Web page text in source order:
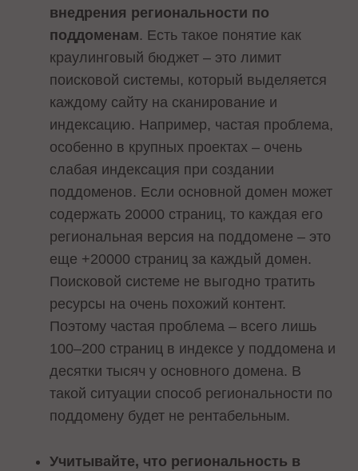
внедрения региональности по
поддоменам. Есть такое понятие как
краулинговый бюджет – это лимит
поисковой системы, который выделяется
каждому сайту на сканирование и
индексацию. Например, частая проблема,
особенно в крупных проектах – очень
слабая индексация при создании
поддоменов. Если основной домен может
содержать 20000 страниц, то каждая его
региональная версия на поддомене – это
еще +20000 страниц за каждый домен.
Поисковой системе не выгодно тратить
ресурсы на очень похожий контент.
Поэтому частая проблема – всего лишь
100–200 страниц в индексе у поддомена и
десятки тысяч у основного домена. В
такой ситуации способ региональности по
поддомену будет не рентабельным.
Учитывайте, что региональность в